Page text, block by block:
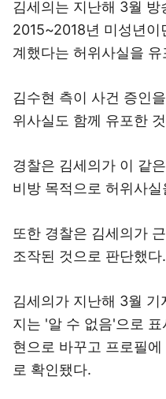
김세의는 지난해 3월 방
2015~2018년 미성년
계했다는 허위사실을
김수현 측이 사건 증인
위사실도 함께 유포한
경찰은 김세의가 이 같
비방 목적으로 허위사
또한 경찰은 김세의가
조작된 것으로 판단했다.
김세의가 지난해 3월 기
지는 '알 수 없음'으로
현으로 바꾸고 프로필
로 확인됐다.